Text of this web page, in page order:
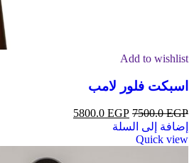
Add to wishlist
اسبكت فلور لامب
7500.0EGP
5800.0 EGP
إضافة إلى السلة
Quick view